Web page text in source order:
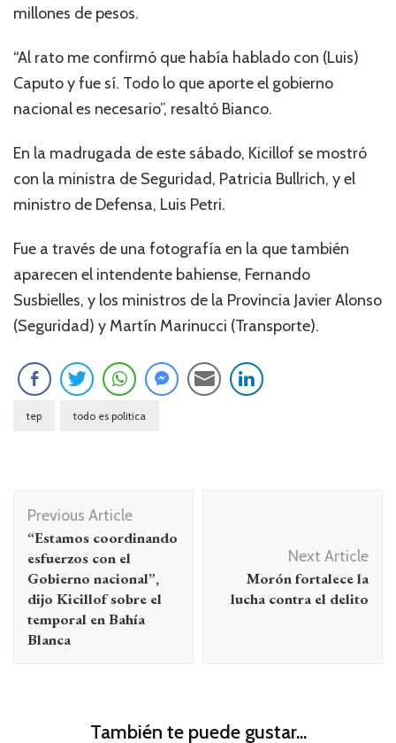
millones de pesos.
“Al rato me confirmó que había hablado con (Luis)
Caputo y fue sí. Todo lo que aporte el gobierno
nacional es necesario”, resaltó Bianco.
En la madrugada de este sábado, Kicillof se mostró
con la ministra de Seguridad, Patricia Bullrich, y el
ministro de Defensa, Luis Petri.
Fue a través de una fotografía en la que también
aparecen el intendente bahiense, Fernando
Susbielles, y los ministros de la Provincia Javier Alonso
(Seguridad) y Martín Marinucci (Transporte).
tep todo es politica
Navegación
de
entradas
Previous Article
“Estamos coordinando
esfuerzos con el
Gobierno nacional”,
dijo Kicillof sobre el
temporal en Bahía
Blanca
Next Article
Morón fortalece la
lucha contra el delito
También te puede gustar...